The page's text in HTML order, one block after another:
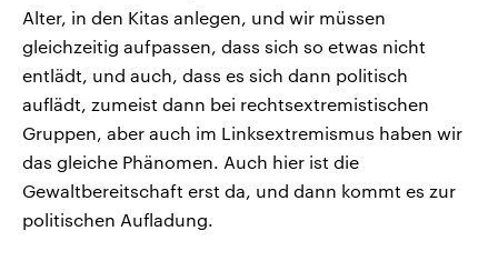
Alter, in den Kitas anlegen, und wir müssen
gleichzeitig aufpassen, dass sich so etwas nicht
entlädt, und auch, dass es sich dann politisch
auflädt, zumeist dann bei rechtsextremistischen
Gruppen, aber auch im Linksextremismus haben wir
das gleiche Phänomen. Auch hier ist die
Gewaltbereitschaft erst da, und dann kommt es zur
politischen Aufladung.